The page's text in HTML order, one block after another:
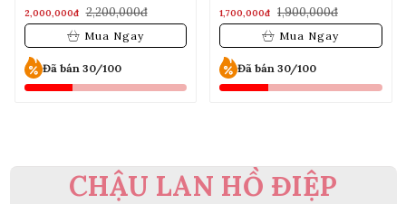
2,000,000đ 2,200,000đ
Mua Ngay
Đã bán 30/100
1,700,000đ
1,900,000đ
Mua Ngay
Đã bán 30/100
CHẬU LAN HỒ ĐIỆP